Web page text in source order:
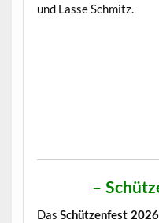
und Lasse Schmitz.
–
Das Schützenfest 2026